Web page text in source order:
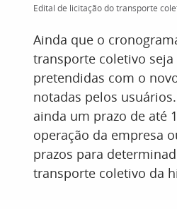
Edital de licitação do transporte
Ainda que o
transporte coletivo
pretendidas com o
notadas pelos
ainda um prazo de até
operação da empresa
prazos para
transporte coletivo da